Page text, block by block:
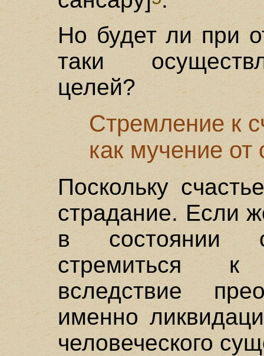
Но будет ли при
таки
целей?
Стремление к
как мучение от
Поскольку
страдание. Если
в состоянии
стремиться
вследствие
именно
человеческого